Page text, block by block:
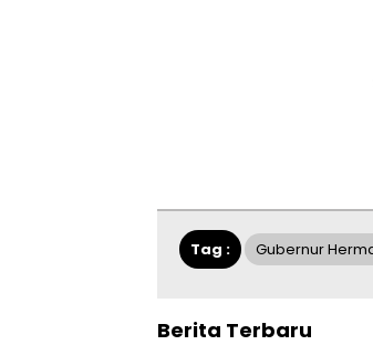
Tag : Gubernur
Berita Terbaru